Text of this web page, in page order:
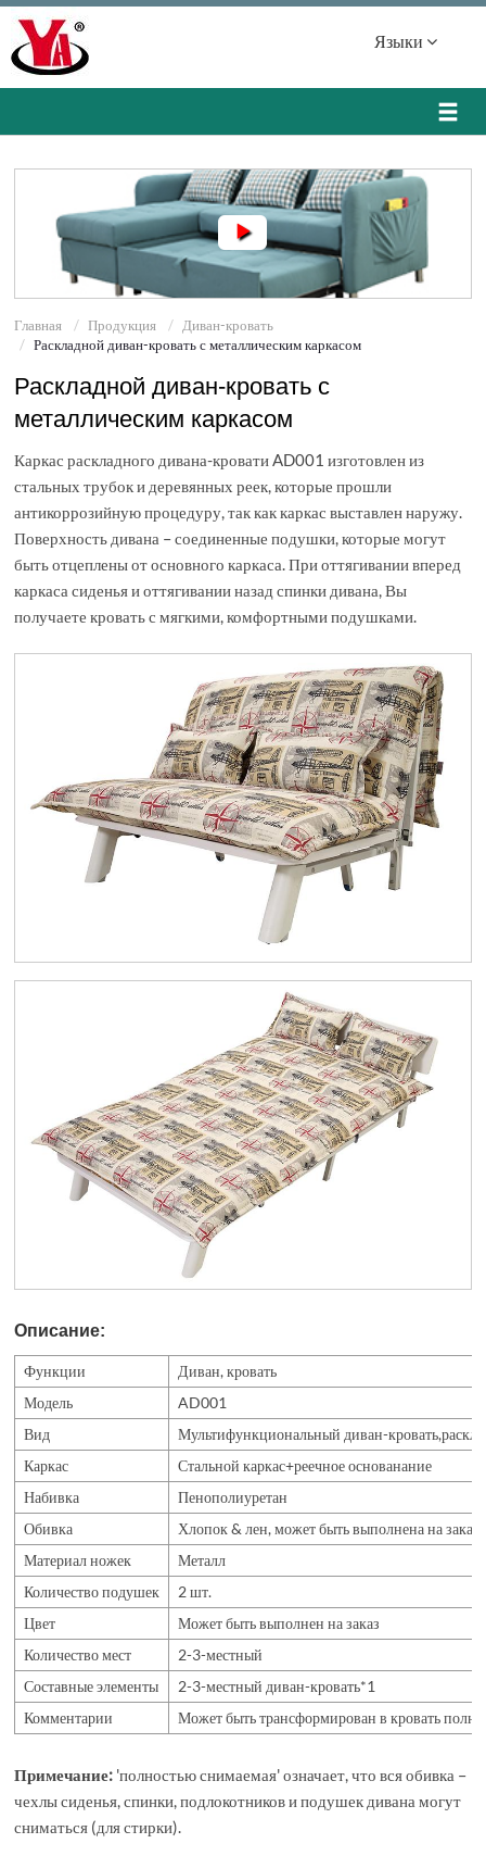
Языки
Главная Продукция
Диван-кровать
Раскладной диван-кровать с металлическим каркасом
Раскладной диван-кровать с
металлическим каркасом
Каркас раскладного дивана-кровати AD001 изготовлен из
стальных трубок и деревянных реек, которые прошли
антикоррозийную процедуру, так как каркас выставлен наружу.
Поверхность дивана – соединенные подушки, которые могут
быть отцеплены от основного каркаса. При оттягивании вперед
каркаса сиденья и оттягивании назад спинки дивана, Вы
получаете кровать с мягкими, комфортными подушками.
Описание:
Функции
Диван, кровать
Модель
AD001
Вид
Мультифункциональный диван-
Каркас
Стальной каркас+реечное основанание
Набивка
Пенополиуретан
Обивка
Хлопок & лен, может быть выполнена на
Материал ножек
Металл
Количество подушек
2 шт.
Цвет
Может быть выполнен на заказ
Количество мест
2-3-местный
Составные элементы
2-3-местный диван-кровать*1
Комментарии
Может быть трансформирован в кровать
Примечание: 'полностью снимаемая' означает, что вся обивка –
чехлы сиденья, спинки, подлокотников и подушек дивана могут
сниматься (для стирки).